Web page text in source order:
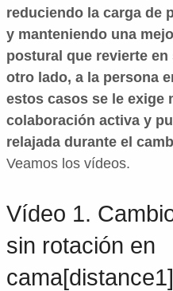
reduciendo la carga de
y manteniendo una
postural que revierte en
otro lado, a la persona
estos casos se le exige
colaboración activa y
relajada durante el
Veamos los vídeos.
Vídeo 1.
sin rotación en
cama[distance1]